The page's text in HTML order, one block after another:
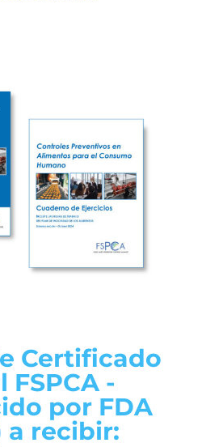
Certificado
FSPCA -
por FDA
a recibir: